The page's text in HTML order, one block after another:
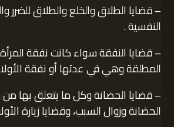
– قضايا الطلاق والخلع والطلاق للضرر
النفسية .
– قضايا النفقة سواء كانت نفقة
المطلقة وهي في عدتها أو نفقة
– قضايا الحضانة وكل ما يتعلق بها
الحضانة وزوال السبب، وقضايا زيارة